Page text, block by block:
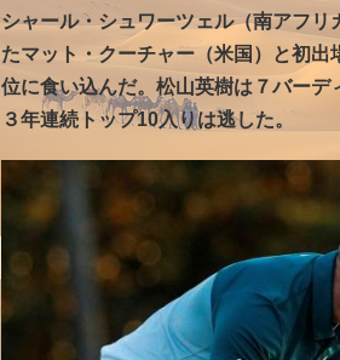
シャール・シュワーツェル（南アフ
たマット・クーチャー（米国）と初
位に食い込んだ。松山英樹は７バー
３年連続トップ10入りは逃した。